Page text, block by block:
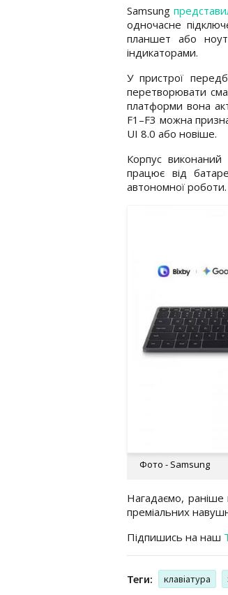
Samsung
одночасне
планшет або
індикаторами.
У пристрої
перетворювати
платформи вона
F1–F3 можна
UI 8.0 або новіше.
Корпус
працює від
автономної роботи.
Фото - Samsung
Нагадаємо, раніше
преміальних
Підпишись на наш
Теги: клавіатура